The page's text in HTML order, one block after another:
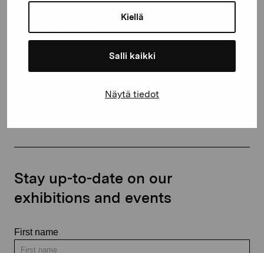
Kiellä
Salli kaikki
Näytä tiedot
+358 (0)50 371 6339
Stay up-to-date on our
exhibitions and events
First name